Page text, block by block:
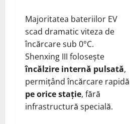
Majoritatea bateriilor EV
scad dramatic viteza de
încărcare sub 0°C.
Shenxing III folosește
încălzire internă pulsată,
permițând încărcare rapidă
pe orice stație, fără
infrastructură specială.